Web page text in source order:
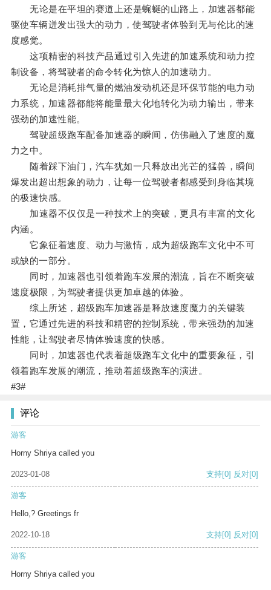
无论是在平坦的赛道上还是蜿蜒的山路上，加速器都能
驱使车辆迸发出强大的动力，使驾驶者体验到无与伦比的速
度感觉。
这项精密的科技产品通过引入先进的加速系统和动力控
制设备，将驾驶者的命令转化为惊人的加速动力。
无论是消耗排气量的燃油发动机还是环保节能的电力动
力系统，加速器都能将能量最大化地转化为动力输出，带来
强劲的加速性能。
驾驶超级跑车配备加速器的瞬间，仿佛融入了速度的魔
力之中。
随着踩下油门，汽车犹如一只释放出光芒的猛兽，瞬间
爆发出超出想象的动力，让每一位驾驶者都感受到身临其境
的极速快感。
加速器不仅仅是一种技术上的突破，更具有丰富的文化
内涵。
它象征着速度、动力与激情，成为超级跑车文化中不可
或缺的一部分。
同时，加速器也引领着跑车发展的潮流，旨在不断突破
速度极限，为驾驶者提供更加卓越的体验。
综上所述，超级跑车加速器是释放速度魔力的关键装
置，它通过先进的科技和精密的控制系统，带来强劲的加速
性能，让驾驶者尽情体验速度的快感。
同时，加速器也代表着超级跑车文化中的重要象征，引
领着跑车发展的潮流，推动着超级跑车的演进。
#3#
评论
游客
Horny Shriya called you
2023-01-08 支持[0] 反对[0]
游客
Hello,? Greetings fr
2022-10-18 支持[0] 反对[0]
游客
Horny Shriya called you